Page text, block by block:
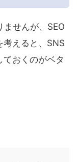
ませんが、SEO
考えると、SNS
おくのがベタ